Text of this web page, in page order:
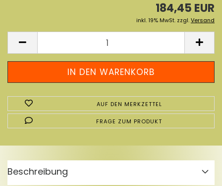
184,45 EUR
inkl. 19% MwSt. zzgl.Versand
AUF DEN MERKZETTEL
FRAGE ZUM PRODUKT
Beschreibung